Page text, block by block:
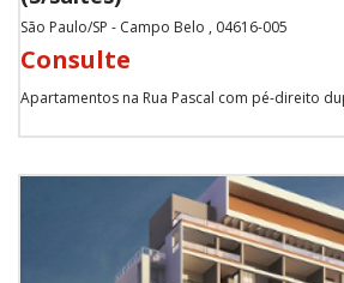
São Paulo/SP - Campo Belo , 04616-005
Consulte
Apartamentos na Rua Pascal com pé-direito